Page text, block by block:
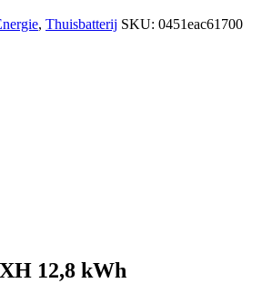
, Thuisbatterij SKU: 0451eac61700
12,8 kWh